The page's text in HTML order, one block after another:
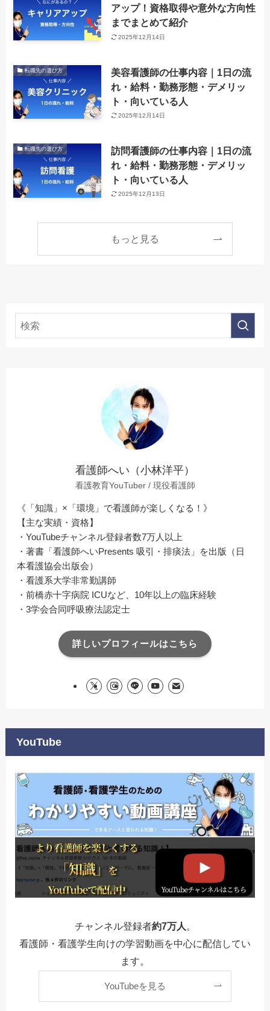
アップ！資格取得や意外な方向性
までまとめて紹介
2025年12月14日
転職先の選び方
美容看護師の仕事内容｜1日の流
れ・給料・勤務形態・デメリッ
ト・向いている人
2025年12月14日
転職先の選び方
訪問看護師の仕事内容｜1日の流
れ・給料・勤務形態・デメリッ
ト・向いている人
2025年12月13日
もっと見る
看護師へい（小林洋平）
看護教育YouTuber / 現役看護師
《「知識」×「環境」で看護師が楽しくなる！》
【主な実績・資格】
・YouTubeチャンネル登録者数7万人以上
・著書「看護師へいPresents 吸引・排痰法」を出版（日
本看護協会出版会）
・看護系大学非常勤講師
・前橋赤十字病院 ICUなど、10年以上の臨床経験
・3学会合同呼吸療法認定士
詳しいプロフィールはこちら
YouTube
チャンネル登録者約7万人 。
看護師・看護学生向けの学習動画を中心に配信してい
ます。
YouTubeを見る